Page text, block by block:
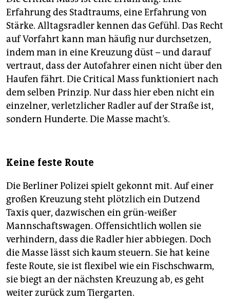
Erfahrung des Stadtraums, eine Erfahrung von
Stärke. Alltagsradler kennen das Gefühl. Das Recht
auf Vorfahrt kann man häufig nur durchsetzen,
indem man in eine Kreuzung düst – und darauf
vertraut, dass der Autofahrer einen nicht über den
Haufen fährt. Die Critical Mass funktioniert nach
dem selben Prinzip. Nur dass hier eben nicht ein
einzelner, verletzlicher Radler auf der Straße ist,
sondern Hunderte. Die Masse macht’s.
Keine feste Route
Die Berliner Polizei spielt gekonnt mit. Auf einer
großen Kreuzung steht plötzlich ein Dutzend
Taxis quer, dazwischen ein grün-weißer
Mannschaftswagen. Offensichtlich wollen sie
verhindern, dass die Radler hier abbiegen. Doch
die Masse lässt sich kaum steuern. Sie hat keine
feste Route, sie ist flexibel wie ein Fischschwarm,
sie biegt an der nächsten Kreuzung ab, es geht
weiter zurück zum Tiergarten.